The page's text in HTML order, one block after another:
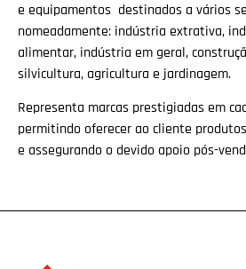
e equipamentos destinados a vários
nomeadamente: indústria extrativa,
alimentar, indústria em geral,
silvicultura, agricultura e jardinagem.
Representa marcas prestigiadas em
permitindo oferecer ao cliente
e assegurando o devido apoio pós-